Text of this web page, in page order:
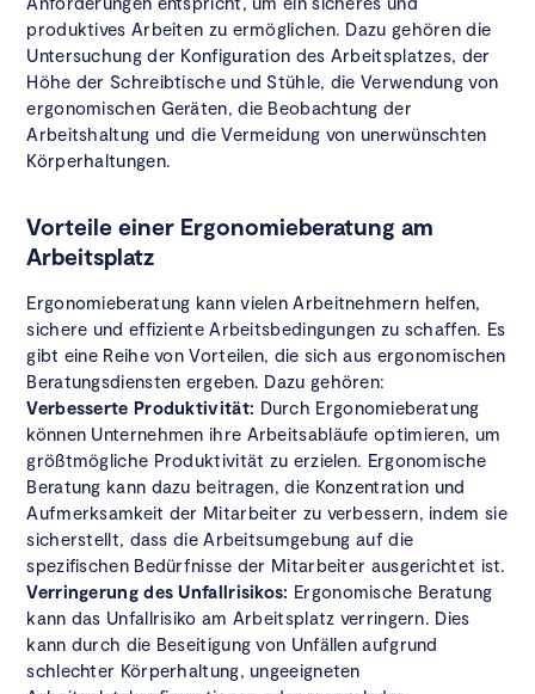
produktives Arbeiten zu ermöglichen. Dazu gehören die
Untersuchung der Konfiguration des Arbeitsplatzes, der
Höhe der Schreibtische und Stühle, die Verwendung von
ergonomischen Geräten, die Beobachtung der
Arbeitshaltung und die Vermeidung von unerwünschten
Körperhaltungen.
Vorteile einer Ergonomieberatung am
Arbeitsplatz
Ergonomieberatung kann vielen Arbeitnehmern helfen,
sichere und effiziente Arbeitsbedingungen zu schaffen. Es
gibt eine Reihe von Vorteilen, die sich aus ergonomischen
Beratungsdiensten ergeben. Dazu gehören:
Verbesserte Produktivität: Durch Ergonomieberatung
können Unternehmen ihre Arbeitsabläufe optimieren, um
größtmögliche Produktivität zu erzielen. Ergonomische
Beratung kann dazu beitragen, die Konzentration und
Aufmerksamkeit der Mitarbeiter zu verbessern, indem sie
sicherstellt, dass die Arbeitsumgebung auf die
spezifischen Bedürfnisse der Mitarbeiter ausgerichtet ist.
Verringerung des Unfallrisikos: Ergonomische Beratung
kann das Unfallrisiko am Arbeitsplatz verringern. Dies
kann durch die Beseitigung von Unfällen aufgrund
schlechter Körperhaltung, ungeeigneten